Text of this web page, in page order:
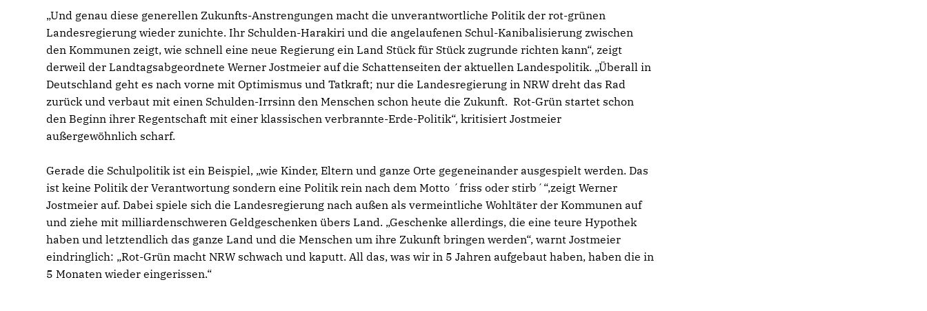
Und genau diese generellen Zukunfts-Anstrengungen macht die unverantwortliche Politik der rot-grünen
Landesregierung wieder zunichte. Ihr Schulden-Harakiri und die angelaufenen Schul-Kanibalisierung zwischen
den Kommunen zeigt, wie schnell eine neue Regierung ein Land Stück für Stück zugrunde richten kann“, zeigt
derweil der Landtagsabgeordnete Werner Jostmeier auf die Schattenseiten der aktuellen Landespolitik. „Überall in
Deutschland geht es nach vorne mit Optimismus und Tatkraft; nur die Landesregierung in NRW dreht das Rad
zurück und verbaut mit einen Schulden-Irrsinn den Menschen schon heute die Zukunft. Rot-Grün startet schon
den Beginn ihrer Regentschaft mit einer klassischen verbrannte-Erde-Politik“, kritisiert Jostmeier
außergewöhnlich scharf.
Gerade die Schulpolitik ist ein Beispiel, „wie Kinder, Eltern und ganze Orte gegeneinander ausgespielt werden. Das
ist keine Politik der Verantwortung sondern eine Politik rein nach dem Motto ´friss oder stirb´“,zeigt Werner
Jostmeier auf. Dabei spiele sich die Landesregierung nach außen als vermeintliche Wohltäter der Kommunen auf
und ziehe mit milliardenschweren Geldgeschenken übers Land. „Geschenke allerdings, die eine teure Hypothek
haben und letztendlich das ganze Land und die Menschen um ihre Zukunft bringen werden“, warnt Jostmeier
eindringlich: „Rot-Grün macht NRW schwach und kaputt. All das, was wir in 5 Jahren aufgebaut haben, haben die in
5 Monaten wieder eingerissen.“